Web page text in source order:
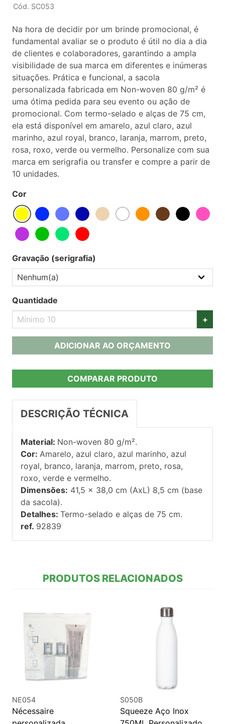
Cód. SC053
Na hora de decidir por um brinde promocional, é
fundamental avaliar se o produto é útil no dia a dia
de clientes e colaboradores, garantindo a ampla
visibilidade de sua marca em diferentes e inúmeras
situações. Prática e funcional, a sacola
personalizada fabricada em Non-woven 80 g/m² é
uma ótima pedida para seu evento ou ação de
promocional. Com termo-selado e alças de 75 cm,
ela está disponível em amarelo, azul claro, azul
marinho, azul royal, branco, laranja, marrom, preto,
rosa, roxo, verde ou vermelho. Personalize com sua
marca em serigrafia ou transfer e compre a parir de
10 unidades.
Cor
Gravação (serigrafia)
Quantidade
+
ADICIONAR AO ORÇAMENTO
COMPARAR PRODUTO
DESCRIÇÃO TÉCNICA
Material: Non-woven 80 g/m².
Cor: Amarelo, azul claro, azul marinho, azul
royal, branco, laranja, marrom, preto, rosa,
roxo, verde e vermelho.
Dimensões: 41,5 x 38,0 cm (AxL) 8,5 cm (base
da sacola).
Detalhes: Termo-selado e alças de 75 cm.
ref. 92839
PRODUTOS RELACIONADOS
NE054
Nécessaire
S050B
Squeeze Aço Inox